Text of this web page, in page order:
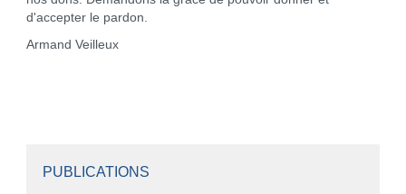
d'accepter le pardon.
Armand Veilleux
PUBLICATIONS